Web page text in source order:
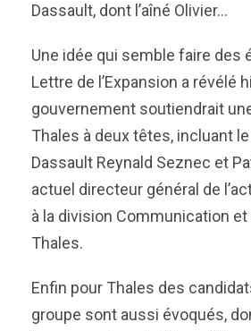
Dassault, dont l’aîné Olivier…
Une idée qui semble faire des
Lettre de l’Expansion a révélé
gouvernement soutiendrait
Thales à deux têtes, incluant
Dassault Reynald Seznec et
actuel directeur général de
à la division Communication
Thales.
Enfin pour Thales des
groupe sont aussi évoqués,